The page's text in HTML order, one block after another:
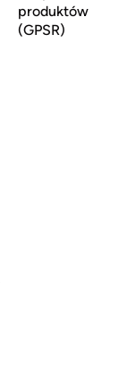
produktów
(GPSR)